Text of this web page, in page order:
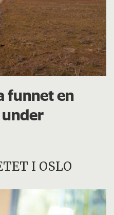
funnet en
I OSLO